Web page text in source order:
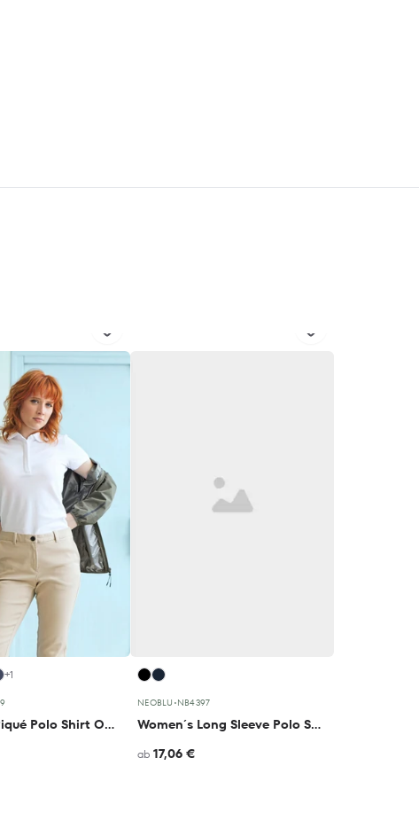
+1
Women´s Piqué Polo Shirt Owen
NEOBLU •NB4397
Women´s Long Sleeve Polo Shirt Owen
ab 17,06 €